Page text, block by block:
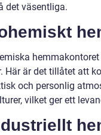
det väsentliga.
Här är det tillåtet att
och personlig
vilket ger ett